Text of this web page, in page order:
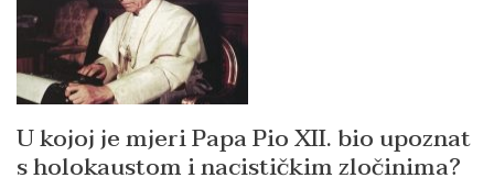
U kojoj je mjeri Papa Pio XII. bio upoznat
s holokaustom i nacističkim zločinima?